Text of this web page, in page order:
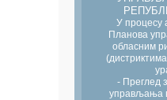
У процесу
Планова
обласним
- Преглед
управљања